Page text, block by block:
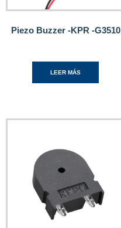
Piezo Buzzer -KPR -G3510
LEER MÁS